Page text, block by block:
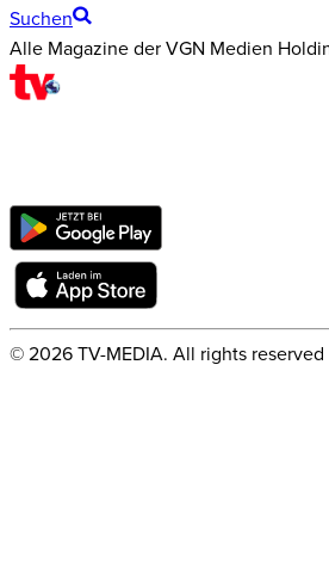
Suchen
Alle Magazine der VGN Medien
© 2026 TV-MEDIA. All rights reserved